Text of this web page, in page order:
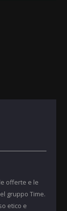
offerte e le
gruppo Time.
etico e